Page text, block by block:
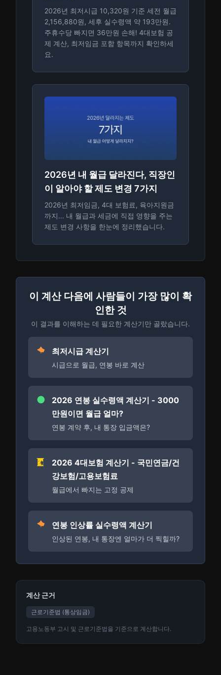
2026년 최저시급 10,320원 기준 세전 월급
2,156,880원, 세후 실수령액 약 193만원.
주휴수당 빠지면 36만원 손해! 4대보험 공
제 계산, 최저임금 포함 항목까지 확인하세
요.
2026년 내 월급 달라진다, 직장인
이 알아야 할 제도 변경 7가지
2026년 최저임금, 4대 보험료, 육아지원금
까지... 내 월급과 세금에 직접 영향을 주는
제도 변경 사항을 한눈에 정리했습니다.
이 계산 다음에 사람들이 가장 많이 확
인한 것
이 결과를 이해하는 데 필요한 계산기만 골랐습니다.
최저시급 계산기
시급으로 월급, 연봉 바로 계산
2026 연봉 실수령액 계산기 - 3000
만원이면 월급 얼마?
연봉 계약 후, 내 통장 입금액은?
2026 4대보험 계산기 - 국민연금/건
강보험/고용보험료
월급에서 빠지는 고정 공제
연봉 인상률 실수령액 계산기
인상된 연봉, 내 통장엔 얼마가 더 찍힐까?
계산 근거
근로기준법 (통상임금)
고용노동부 고시 및 근로기준법을 기준으로 계산합니다.